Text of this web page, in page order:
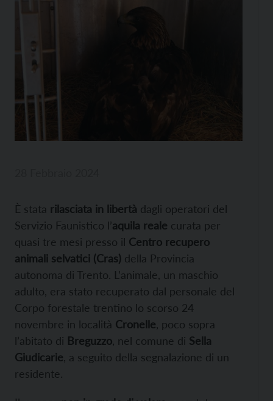
È stata rilasciata in libertà dagli operatori del
Servizio Faunistico l’aquila reale curata per
quasi tre mesi presso il Centro recupero
animali selvatici (Cras) della Provincia
autonoma di Trento. L’animale, un maschio
adulto, era stato recuperato dal personale del
Corpo forestale trentino lo scorso 24
novembre in località Cronelle , poco sopra
l’abitato di Breguzzo , nel comune di Sella
Giudicarie , a seguito della segnalazione di un
residente.